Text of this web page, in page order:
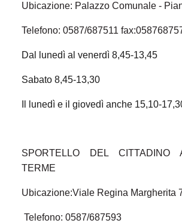
Ubicazione: Palazzo Comunale -
Telefono: 0587/687511
Dal lunedì al venerdì 8,45-13,45
Sabato 8,45-13,30
Il lunedì e il giovedì anche 15,10-
SPORTELLO DEL CITTADINO
TERME
Ubicazione:Viale Regina Margherita
Telefono: 0587/687593